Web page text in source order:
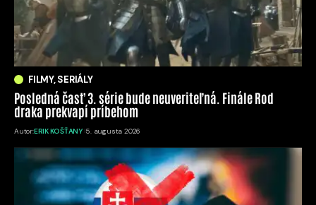
FILMY, SERIÁLY
Posledná časť 3. série bude neuveriteľná. Finále Rod
draka prekvapí príbehom
Autor:ERIK KOŠŤANY 5. augusta 2026